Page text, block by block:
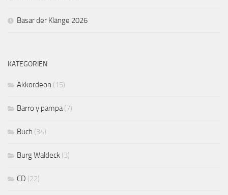
Basar der Klänge 2026
KATEGORIEN
Akkordeon (15)
Barro y pampa(7)
Buch (34)
Burg Waldeck (3)
CD (22)